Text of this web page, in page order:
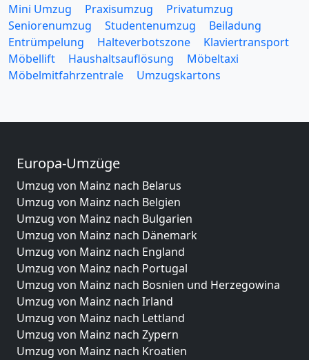
Mini Umzug
Praxisumzug
Privatumzug
Seniorenumzug
Studentenumzug
Beiladung
Entrümpelung
Halteverbotszone
Klaviertransport
Möbellift
Haushaltsauflösung
Möbeltaxi
Möbelmitfahrzentrale
Umzugskartons
Europa-Umzüge
Umzug von Mainz nach Belarus
Umzug von Mainz nach Belgien
Umzug von Mainz nach Bulgarien
Umzug von Mainz nach Dänemark
Umzug von Mainz nach England
Umzug von Mainz nach Portugal
Umzug von Mainz nach Bosnien und Herzegowina
Umzug von Mainz nach Irland
Umzug von Mainz nach Lettland
Umzug von Mainz nach Zypern
Umzug von Mainz nach Kroatien